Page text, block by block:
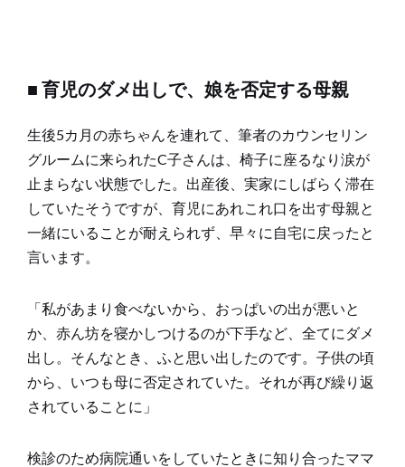
■ 育児のダメ出しで、娘を否定する母親
生後5カ月の赤ちゃんを連れて、筆者のカウンセリン
グルームに来られたC子さんは、椅子に座るなり涙が
止まらない状態でした。出産後、実家にしばらく滞在
していたそうですが、育児にあれこれ口を出す母親と
一緒にいることが耐えられず、早々に自宅に戻ったと
言います。
「私があまり食べないから、おっぱいの出が悪いと
か、赤ん坊を寝かしつけるのが下手など、全てにダメ
出し。そんなとき、ふと思い出したのです。子供の頃
から、いつも母に否定されていた。それが再び繰り返
されていることに」
検診のため病院通いをしていたときに知り合ったママ